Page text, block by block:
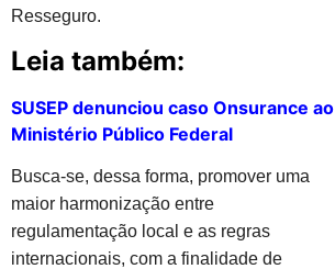
Resseguro.
Leia também:
SUSEP denunciou caso Onsurance ao
Ministério Público Federal
Busca-se, dessa forma, promover uma
maior harmonização entre
regulamentação local e as regras
internacionais, com a finalidade de